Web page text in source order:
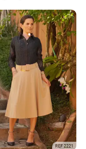
REF 2221